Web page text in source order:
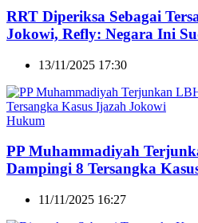
RRT Diperiksa Sebagai
Jokowi, Refly: Negara Ini
13/11/2025 17:30
Hukum
PP Muhammadiyah
Dampingi 8 Tersangka
11/11/2025 16:27